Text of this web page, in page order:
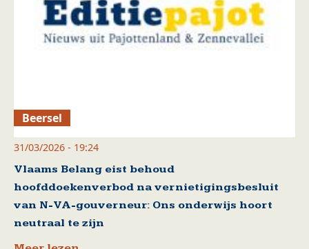
Beersel
31/03/2026 - 19:24
Vlaams Belang eist behoud
hoofddoekenverbod na vernietigingsbesluit
van N-VA-gouverneur: Ons onderwijs hoort
neutraal te zijn